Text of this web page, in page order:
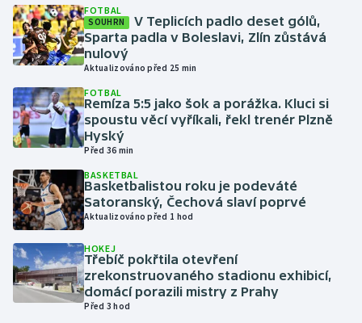
Golf
Gymnastika
Házená
Jezdectví
Krasobruslení
Lezení
Lyže a snowboard
FOTBAL
SOUHRN
V Teplicích padlo deset gólů,
Sparta padla v Boleslavi, Zlín zůstává
nulový
Aktualizováno před 25 min
FOTBAL
Remíza 5:5 jako šok a porážka. Kluci si
spoustu věcí vyříkali, řekl trenér Plzně
Hyský
Před 36 min
BASKETBAL
Basketbalistou roku je podeváté
Satoranský, Čechová slaví poprvé
Aktualizováno před 1 hod
HOKEJ
Třebíč pokřtila otevření
zrekonstruovaného stadionu exhibicí,
domácí porazili mistry z Prahy
Před 3 hod